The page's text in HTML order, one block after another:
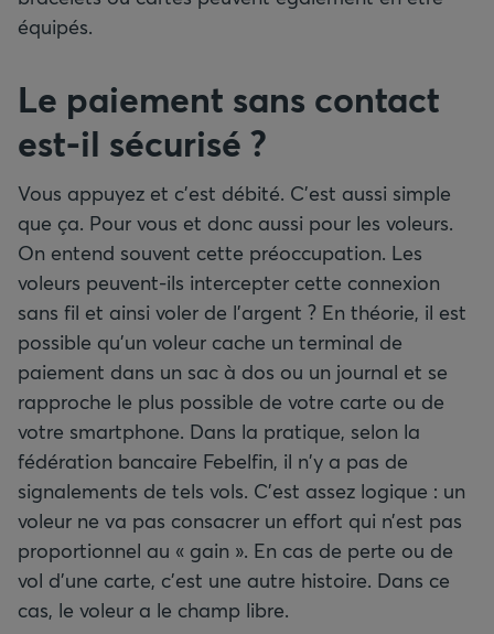
équipés.
Le paiement sans contact
est-il sécurisé ?
Vous appuyez et c’est débité. C’est aussi simple
que ça. Pour vous et donc aussi pour les voleurs.
On entend souvent cette préoccupation. Les
voleurs peuvent-ils intercepter cette connexion
sans fil et ainsi voler de l’argent ? En théorie, il est
possible qu’un voleur cache un terminal de
paiement dans un sac à dos ou un journal et se
rapproche le plus possible de votre carte ou de
votre smartphone. Dans la pratique, selon la
fédération bancaire Febelfin, il n'y a pas de
signalements de tels vols. C’est assez logique : un
voleur ne va pas consacrer un effort qui n’est pas
proportionnel au « gain ». En cas de perte ou de
vol d’une carte, c’est une autre histoire. Dans ce
cas, le voleur a le champ libre.